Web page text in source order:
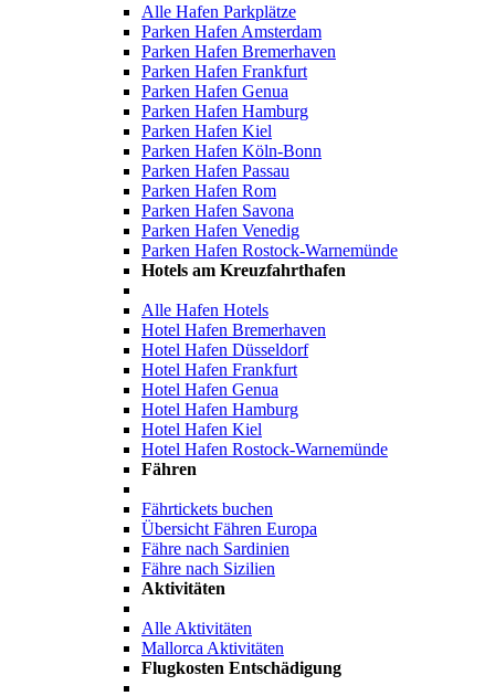
Alle Hafen Parkplätze
Parken Hafen Amsterdam
Parken Hafen Bremerhaven
Parken Hafen Frankfurt
Parken Hafen Genua
Parken Hafen Hamburg
Parken Hafen Kiel
Parken Hafen Köln-Bonn
Parken Hafen Passau
Parken Hafen Rom
Parken Hafen Savona
Parken Hafen Venedig
Parken Hafen Rostock-Warnemünde
Hotels am Kreuzfahrthafen
Alle Hafen Hotels
Hotel Hafen Bremerhaven
Hotel Hafen Düsseldorf
Hotel Hafen Frankfurt
Hotel Hafen Genua
Hotel Hafen Hamburg
Hotel Hafen Kiel
Hotel Hafen Rostock-Warnemünde
Fähren
Fährtickets buchen
Übersicht Fähren Europa
Fähre nach Sardinien
Fähre nach Sizilien
Aktivitäten
Alle Aktivitäten
Mallorca Aktivitäten
Flugkosten Entschädigung